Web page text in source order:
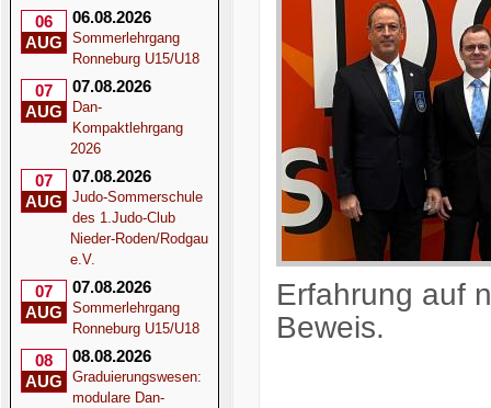
06
AUG
06.08.2026
Sommerlehrgang
Ronneburg U15/U18
07
AUG
07.08.2026
Dan-
Kompaktlehrgang
2026
07
AUG
07.08.2026
Judo-Sommerschule
des 1.Judo-Club
Nieder-Roden/Rodgau
e.V.
07
AUG
07.08.2026
Sommerlehrgang
Ronneburg U15/U18
08
AUG
08.08.2026
Graduierungswesen:
modulare Dan-
Erfahrung auf
Beweis.